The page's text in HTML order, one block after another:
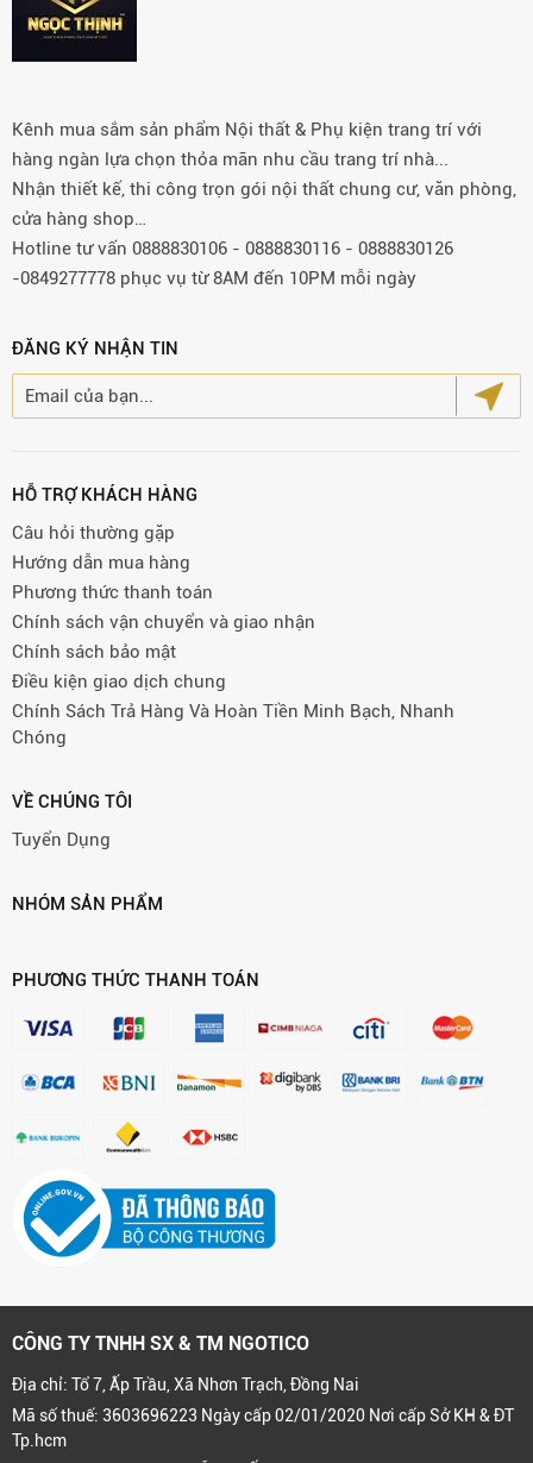
Kênh mua sắm sản phẩm Nội thất & Phụ kiện trang trí với
hàng ngàn lựa chọn thỏa mãn nhu cầu trang trí nhà...
Nhận thiết kế, thi công trọn gói nội thất chung cư, văn phòng,
cửa hàng shop…
Hotline tư vấn 0888830106 - 0888830116 - 0888830126
-0849277778 phục vụ từ 8AM đến 10PM mỗi ngày
ĐĂNG KÝ NHẬN TIN
HỖ TRỢ KHÁCH HÀNG
Câu hỏi thường gặp
Hướng dẫn mua hàng
Phương thức thanh toán
Chính sách vận chuyển và giao nhận
Chính sách bảo mật
Điều kiện giao dịch chung
Chính Sách Trả Hàng Và Hoàn Tiền Minh Bạch, Nhanh
Chóng
VỀ CHÚNG TÔI
Tuyển Dụng
NHÓM SẢN PHẨM
PHƯƠNG THỨC THANH TOÁN
CÔNG TY TNHH SX & TM NGOTICO
Địa chỉ: Tổ 7, Ấp Trầu, Xã Nhơn Trạch, Đồng Nai
Mã số thuế: 3603696223 Ngày cấp 02/01/2020 Nơi cấp Sở KH & ĐT
Tp.hcm